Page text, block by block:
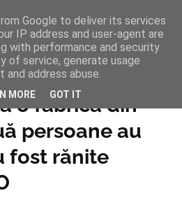
o fabrică din
persoane au
fost rănite
Google to deliver its services
IP address and user-agent are
with performance and security
of service, generate usage
address abuse.
MORE GOT IT